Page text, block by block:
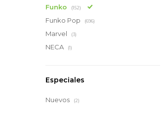
Funko (152)
Funko Pop (696)
Marvel (3)
NECA (1)
Especiales
Nuevos (2)